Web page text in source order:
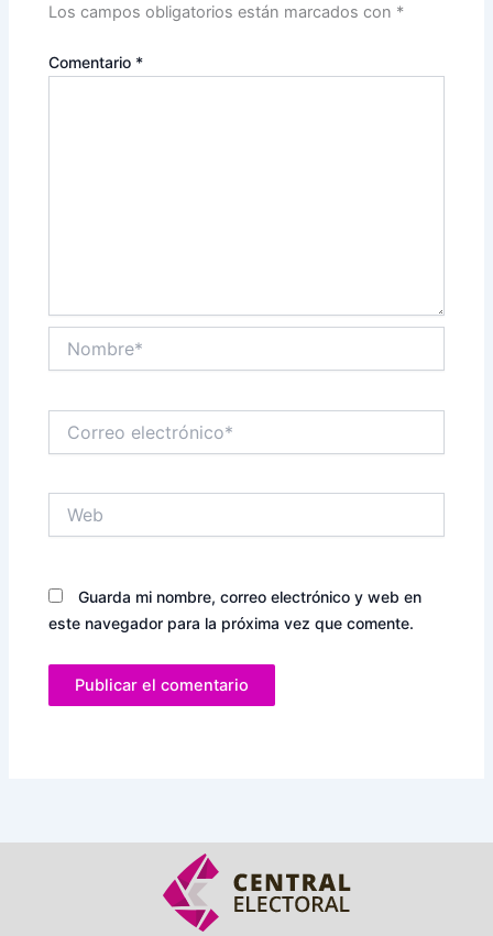
Los campos obligatorios están marcados con *
Comentario *
electrónico*
Guarda mi nombre, correo electrónico y web en
este navegador para la próxima vez que comente.